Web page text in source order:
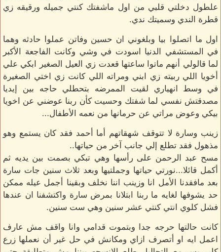
علطول دخلتي قلبي من اول ماشفتك كنتي جميله ورقيقه زي
قطرة الندي وسميتك ندي.
اول ما اتصلوا بيا وبلغوني ان حسين وفاتن عملوا حادثه وهما
في المستشفي الدنيا اسودت في وشي وكانت الفاجعة الأكبر
لما قالولي أنهم ماتوا ساعتها قعدت زي العيل الصغير ابكي علي
أخويا اللي ربيته زي ابني ومراته اللي كانت زي اختي الصغيرة
في وسط انهياري لقيت الممرضه بتحطلي حاجه بين إيديا
مصدقتش نفسي لما شفتك وحسيت كأن ربنا عوضني عن اخويا
بيكي وعوض مراتي عن حرمانها من نعمه الأطفال...
زينب وسارة لا تتوقف شهقاتهم أما أحمد فقد كان يستمع وهو
مذهول فقد تطلع إلي جانب آخر من حياتها..
مسح عبد الرحمن على رأسها وهي تبكي بصمت بين يديه ثم
أكمل قائلا...نورتي حياتها وجملتيها وبعد ثلاث سنين جات سارة
بعد مافقدنا الأمل انا وزينب اننا نخلف وبقينا أجمل عيله ممكن
حد يشوفها لغايه ما ربنا ابتلانا بمرض سارة واكتشفنا ان عندها
فشل كلوي انتي كنتي عشر سنين وهي ست سنين.
كانت حالتها حرجه جدا وبتموت قدامي وانا واقف مش عارف
اعمل ايه او أتصرف ازاي ومكانش في حل غير أن نعملها زرع